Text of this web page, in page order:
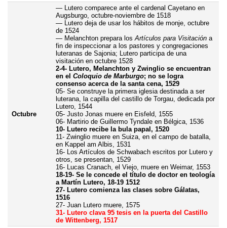
Octubre
— Lutero comparece ante el cardenal Cayetano en
Augsburgo, octubre-noviembre de 1518
— Lutero deja de usar los hábitos de monje, octubre
de 1524
— Melanchton prepara losArtículos para Visitación a
fin de inspeccionar a los pastores y congregaciones
luteranas de Sajonia; Lutero participa de una
visitación en octubre 1528
2-4- Lutero, Melanchton y Zwinglio se encuentran
en el Coloquio de Marburgo; no se logra
consenso acerca de la santa cena, 1529
05- Se construye la primera iglesia destinada a ser
luterana, la capilla del castillo de Torgau, dedicada por
Lutero, 1544
05- Justo Jonas muere en Eisfeld, 1555
06- Martirio de Guillermo Tyndale en Bélgica, 1536
10- Lutero recibe la bula papal, 1520
11- Zwinglio muere en Suiza, en el campo de batalla,
en Kappel am Albis, 1531
16- Los Artículos de Schwabach escritos por Lutero y
otros, se presentan, 1529
16- Lucas Cranach, el Viejo, muere en Weimar, 1553
18-19- Se le concede el título de doctor en teología
a Martín Lutero, 18-19 1512
27- Lutero comienza las clases sobre Gálatas,
1516
27- Juan Lutero muere, 1575
31- Lutero clava 95 tesis en la puerta del Castillo
de Wittenberg, 1517